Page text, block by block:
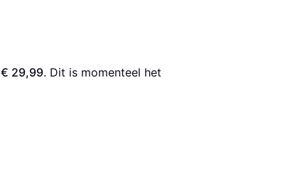
€ 29,99. Dit is momenteel het